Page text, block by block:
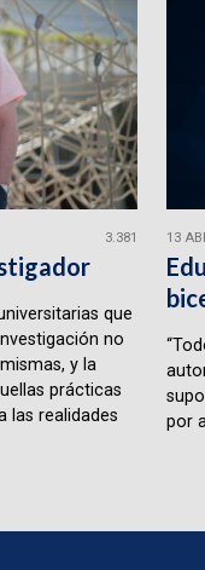
3.381
que
no
y la
prácticas
las realidades
13
por